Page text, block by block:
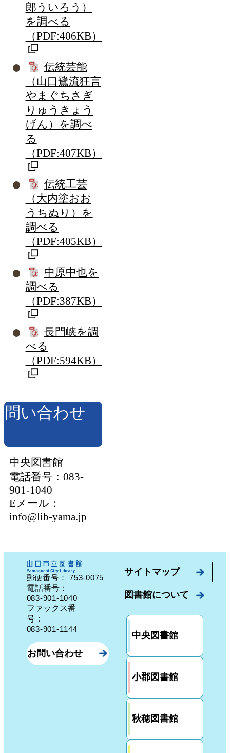
郎ういろう）
を調べる
（PDF:406KB）
伝統芸能
（山口鷺流狂言
やまぐちさぎ
りゅうきょう
げん）を調べ
る
（PDF:407KB）
伝統工芸
（大内塗おお
うちぬり）を
調べる
（PDF:405KB）
中原中也を
調べる
（PDF:387KB）
長門峡を調
べる
（PDF:594KB）
問い合わせ
中央図書館
電話番号：083-
901-1040
Eメール：
info@lib-yama.jp
郵便番号：753-0075 山口県山口市中園町７番７号
電話番号：
083-901-1040
ファックス番
号：
083-901-1144
お問い合わせ
サイトマップ
図書館について
中央図書館
小郡図書館
秋穂図書館